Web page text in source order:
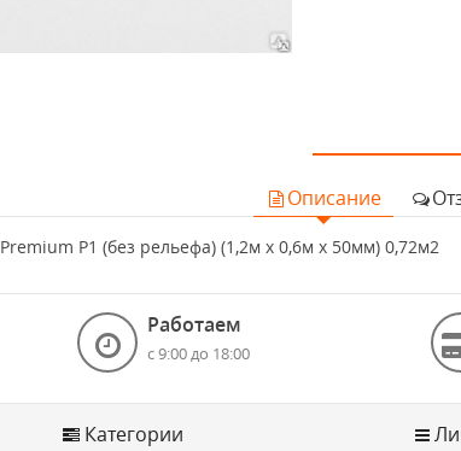
Описание
P1 (без рельефа) (1,2м x 0,6м х 50мм) 0,72м2
Работаем
с 9:00 до 18:00
Категории